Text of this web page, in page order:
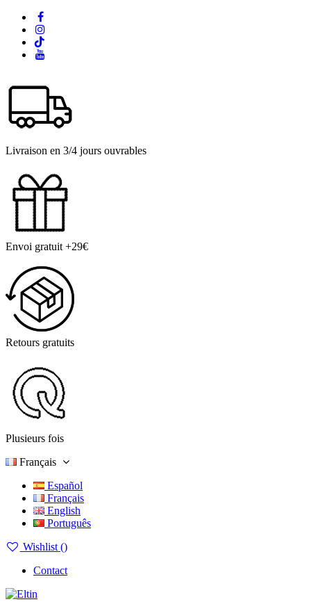
Livraison en 3/4 jours ouvrables
Envoi gratuit +29€
Retours gratuits
Plusieurs fois
Français
Español
Français
English
Português
Wishlist ()
Contact